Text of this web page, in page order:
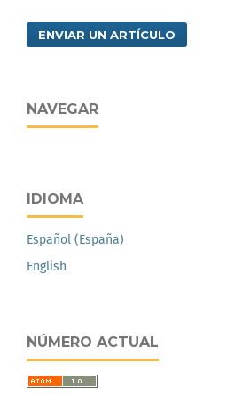
ENVIAR UN ARTÍCULO
NAVEGAR
IDIOMA
Español (España)
English
NÚMERO ACTUAL